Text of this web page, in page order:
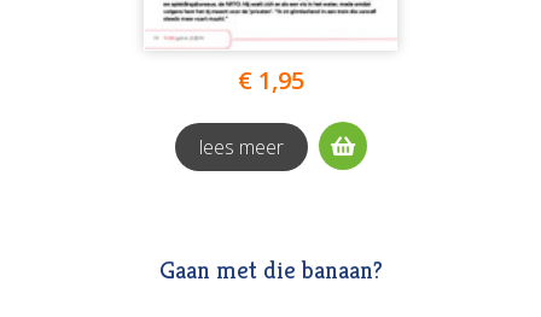
€ 1,95
lees meer
Gaan met die banaan?